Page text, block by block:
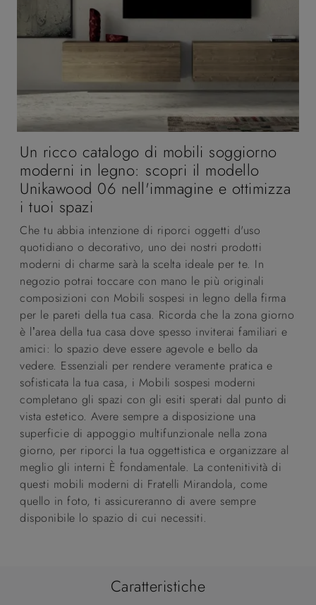
Un ricco catalogo di mobili soggiorno
moderni in legno: scopri il modello
Unikawood 06 nell'immagine e ottimizza
i tuoi spazi
Che tu abbia intenzione di riporci oggetti d'uso
quotidiano o decorativo, uno dei nostri prodotti
moderni di charme sarà la scelta ideale per te. In
negozio potrai toccare con mano le più originali
composizioni con Mobili sospesi in legno della firma
per le pareti della tua casa. Ricorda che la zona giorno
è l’area della tua casa dove spesso inviterai familiari e
amici: lo spazio deve essere agevole e bello da
vedere. Essenziali per rendere veramente pratica e
sofisticata la tua casa, i Mobili sospesi moderni
completano gli spazi con gli esiti sperati dal punto di
vista estetico. Avere sempre a disposizione una
superficie di appoggio multifunzionale nella zona
giorno, per riporci la tua oggettistica e organizzare al
meglio gli interni È fondamentale. La contenitività di
questi mobili moderni di Fratelli Mirandola, come
quello in foto, ti assicureranno di avere sempre
disponibile lo spazio di cui necessiti.
Caratteristiche